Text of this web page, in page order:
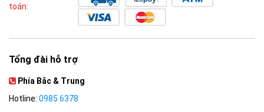
toán:
Tổng đài hỗ trợ
Phía Bắc & Trung
Hotline: 0985 6378